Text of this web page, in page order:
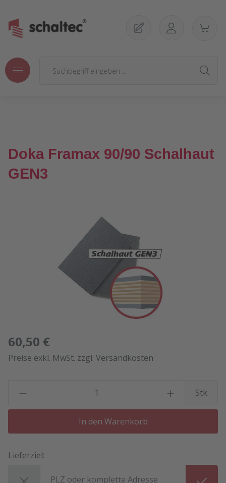
Doka Framax 90/90 Schalhaut
GEN3
Bildergalerie überspringen
60,50 €
Preise exkl. MwSt. zzgl. Versandkosten
Stk
In den Warenkorb
Lieferziel: